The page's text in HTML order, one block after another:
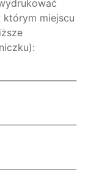
którym miejscu